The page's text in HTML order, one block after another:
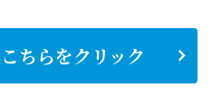
ちらをクリック